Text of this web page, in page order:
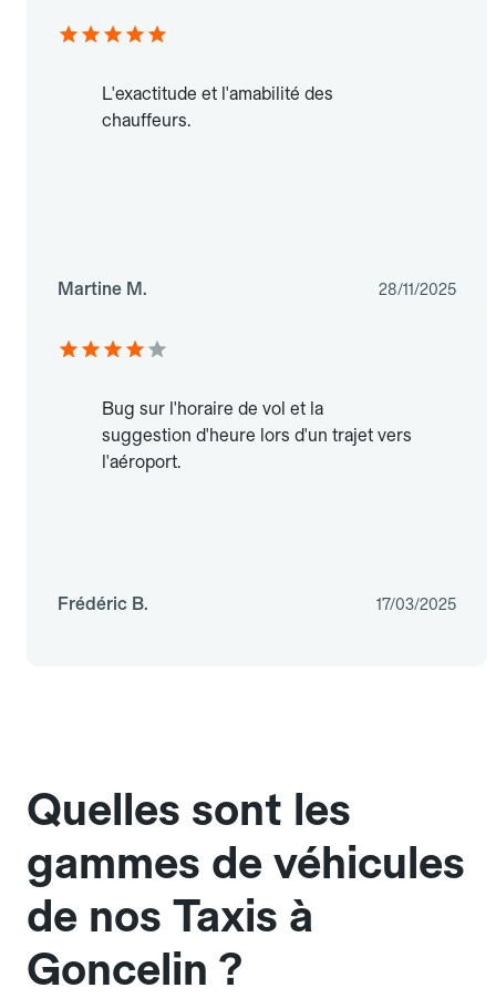
L'exactitude et l'amabilité des
chauffeurs.
Martine M. 28/11/2025
Bug sur l'horaire de vol et la
suggestion d'heure lors d'un trajet vers
l'aéroport.
Frédéric B. 17/03/2025
Quelles sont les
gammes de véhicules
de nos Taxis à
Goncelin ?